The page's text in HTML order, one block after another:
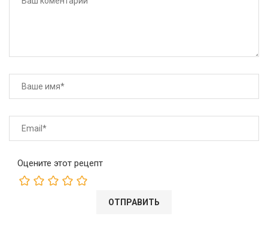
Оцените этот рецепт